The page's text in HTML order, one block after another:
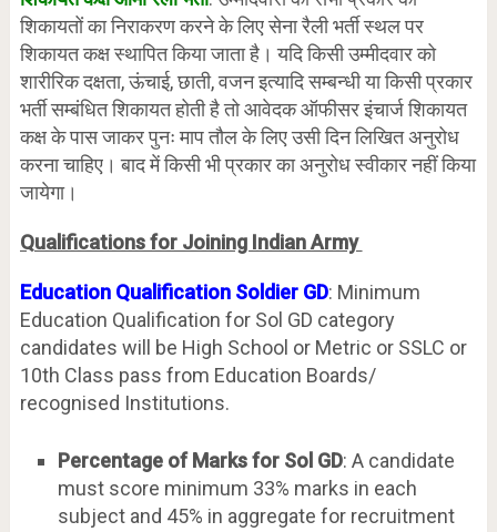
शिकायतों का निराकरण करने के लिए सेना रैली भर्ती स्थल पर
शिकायत कक्ष स्थापित किया जाता है। यदि किसी उम्मीदवार को
शारीरिक दक्षता, ऊंचाई, छाती, वजन इत्यादि सम्बन्धी या किसी प्रकार
भर्ती सम्बंधित शिकायत होती है तो आवेदक ऑफीसर इंचार्ज शिकायत
कक्ष के पास जाकर पुनः माप तौल के लिए उसी दिन लिखित अनुरोध
करना चाहिए। बाद में किसी भी प्रकार का अनुरोध स्वीकार नहीं किया
जायेगा।
Qualifications for Joining Indian Army
Education Qualification Soldier GD: Minimum
Education Qualification for Sol GD category
candidates will be High School or Metric or SSLC or
10th Class pass from Education Boards/
recognised Institutions.
Percentage of Marks for Sol GD: A candidate
must score minimum 33% marks in each
subject and 45% in aggregate for recruitment